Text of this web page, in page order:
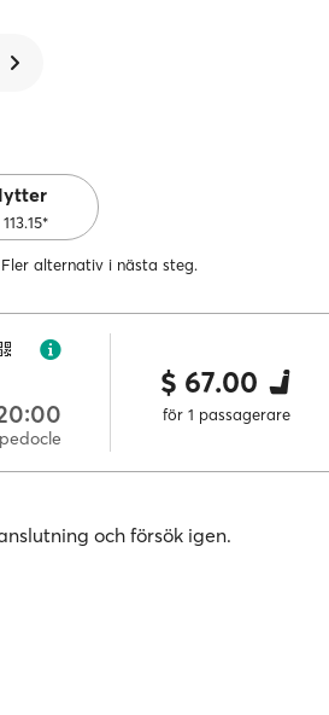
alternativ i nästa steg.
$ 67.00
för 1 passagerare
och försök igen.